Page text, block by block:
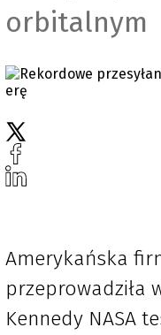
orbitalnym
Amerykańska
przeprowadziła
Kennedy NASA